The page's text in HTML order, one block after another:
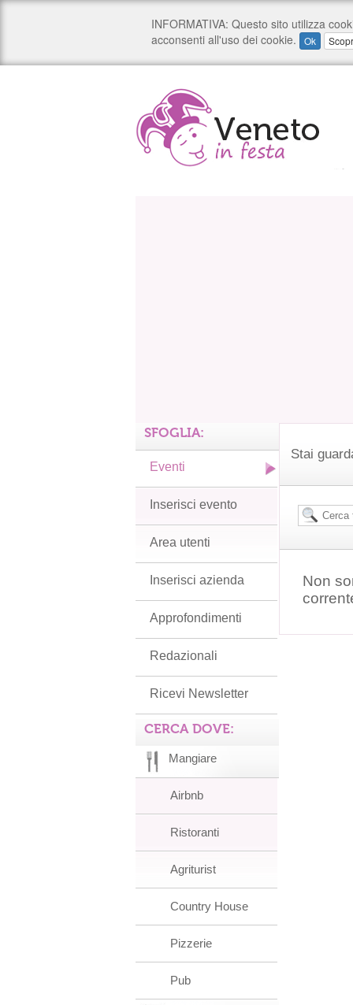
Stai
Non
SFOGLIA:
Eventi
Inserisci evento
Area utenti
Inserisci azienda
Approfondimenti
Redazionali
Ricevi Newsletter
CERCA DOVE:
Mangiare
Airbnb
Ristoranti
Agriturist
Country House
Pizzerie
Pub